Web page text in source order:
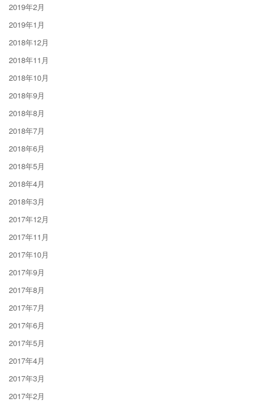
2019年2月
2019年1月
2018年12月
2018年11月
2018年10月
2018年9月
2018年8月
2018年7月
2018年6月
2018年5月
2018年4月
2018年3月
2017年12月
2017年11月
2017年10月
2017年9月
2017年8月
2017年7月
2017年6月
2017年5月
2017年4月
2017年3月
2017年2月